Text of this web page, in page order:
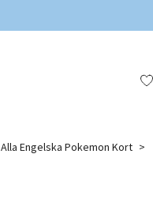
Alla Engelska Pokemon Kort